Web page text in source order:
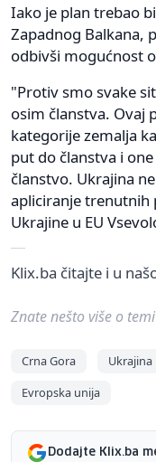
Iako je plan trebao
Zapadnog Balkana,
odbivši mogućnost
"Protiv smo svake
osim članstva. Ovaj
kategorije zemalja
put do članstva i
članstvo. Ukrajina
apliciranje trenutnih
Ukrajine u EU
Klix.ba čitajte i u
Znate nešto više o
Crna Gora Ukrajina
Evropska unija
Dodajte Klix.ba